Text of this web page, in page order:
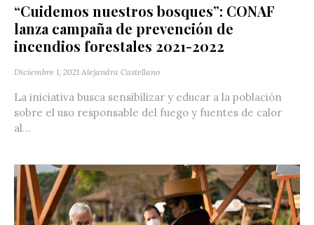
“Cuidemos nuestros bosques”: CONAF
lanza campaña de prevención de
incendios forestales 2021-2022
Diciembre 1, 2021 Alejandra Castellano
La iniciativa busca sensibilizar y educar a la población
sobre el uso responsable del fuego y fuentes de calor
al...